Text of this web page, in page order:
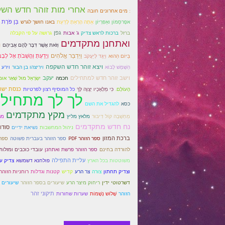
: מים אחרונים חובה אחרי מות זוהר חדש
אפָרסֵמּוֹן ואַפִּרְיוֹן אַתָּה הָרְאֵתָ לָדַעַת באנו חושך לגרש בֵּן פֹּרָת
ברזל ברכות לראש צדיק ג' אבות גפן גרושה על פי הקבלה
ואתחנן מתקדמים וְזֹאת אֲשֶׁר דִּבֶּר לָהֶם אֲבִיהֶם
בַּיּוֹם הַהוּא וַיַּגֵּד לְיַעֲקֹב וַיְדַבֵּר אֱלֹהִים וְיָדַעְתָּ וַהֲשֵׁבֹתָ אֶל
הַשֶּׁמֶשׁ לָבוֹא ויצא זוהר חדש השקפה ויריצהו בן הבור
וישב זוהר חדש למתחילים חכמה יעקב יִשְׂרָאֵל מוּל שְׁאָר
הָעוֹלָם. כִּי מַלְאָכָיו יְצַוֶּה לָּךְ כל המוסיף רצון לפרטיות כנסת
כסא להגדיל את השם לך לך
מַחְשָׁבָה קוֹל דִיבּוּר מלאץ מליץ מקץ מתקדמים
נח חדש מתקדמים ניהול המחשבות נשיאת ידיים
ברכת המזון ספר הזוהר PDF ספר הזוהר בעברית פשוטה
להורדה בחינם ספר הזוהר פרשת ואתחנן עובדי כוכבים
משוטטות בכל הארץ עליית התפילה פולחנא דשמשא צדיק
וצדיק תחתון צורה צר הרע קדיש קטנות וגדלות רוחניות הזוהר
דשרטוטי ידין ריחוק מיצר הרע שיעורים בספר הזוהר שיעורים
הזוהר שָׁלוֹש נְשָׁמוֹת שערות שחורות תיקוני זהר